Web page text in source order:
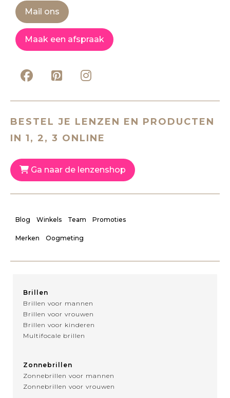
Mail ons
Maak een afspraak
BESTEL JE LENZEN EN PRODUCTEN
IN 1, 2, 3 ONLINE
Ga naar de lenzenshop
Blog Winkels Team Promoties
Merken Oogmeting
Brillen
Brillen voor mannen
Brillen voor vrouwen
Brillen voor kinderen
Multifocale brillen
Zonnebrillen
Zonnebrillen voor mannen
Zonnebrillen voor vrouwen